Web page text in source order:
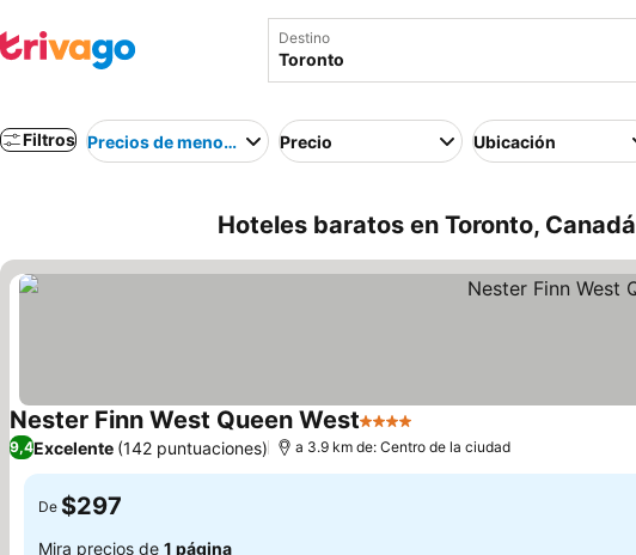
Destino
Filtros Precios de menor a mayorPrecio Ubicación
Hoteles baratos en Toronto, Canadá
Nester Finn West Queen West4 Estrellas
9,4Excelente (142 puntuaciones) a 3.9 km de: Centro de la ciudad
De $297
Mira precios de 1 página